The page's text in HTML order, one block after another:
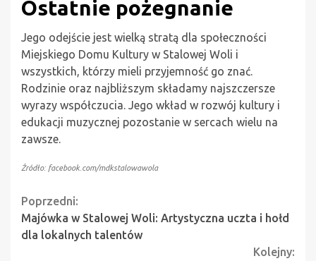
Ostatnie pożegnanie
Jego odejście jest wielką stratą dla społeczności
Miejskiego Domu Kultury w Stalowej Woli i
wszystkich, którzy mieli przyjemność go znać.
Rodzinie oraz najbliższym składamy najszczersze
wyrazy współczucia. Jego wkład w rozwój kultury i
edukacji muzycznej pozostanie w sercach wielu na
zawsze.
Źródło: facebook.com/mdkstalowawola
Continue
Reading
Poprzedni:
Majówka w Stalowej Woli: Artystyczna uczta i hołd
dla lokalnych talentów
Kolejny: